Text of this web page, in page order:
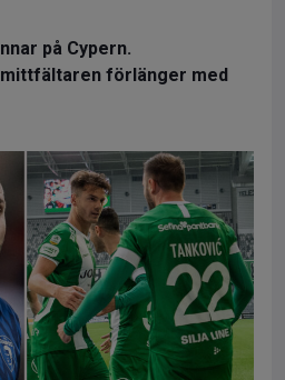
på Cypern.
förlänger med